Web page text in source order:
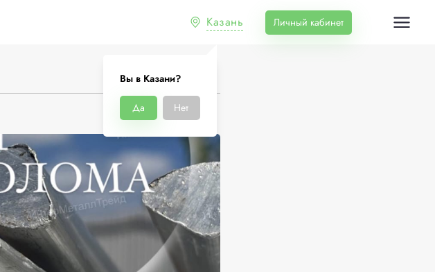
Казань
Вы в Казани?
Да Нет
Личный кабинет